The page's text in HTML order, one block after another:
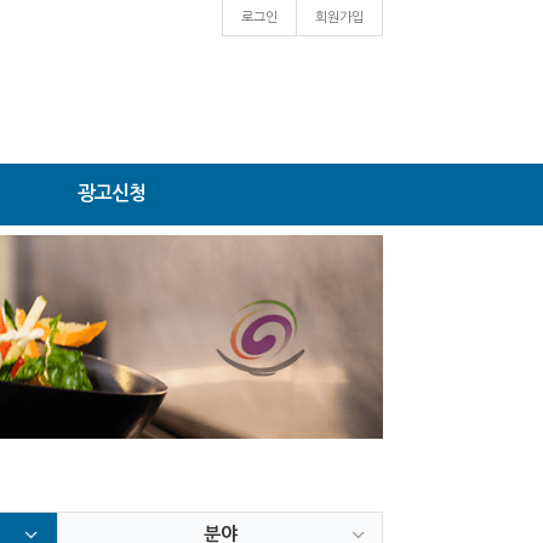
회원가입
로그인
광고신청
분야